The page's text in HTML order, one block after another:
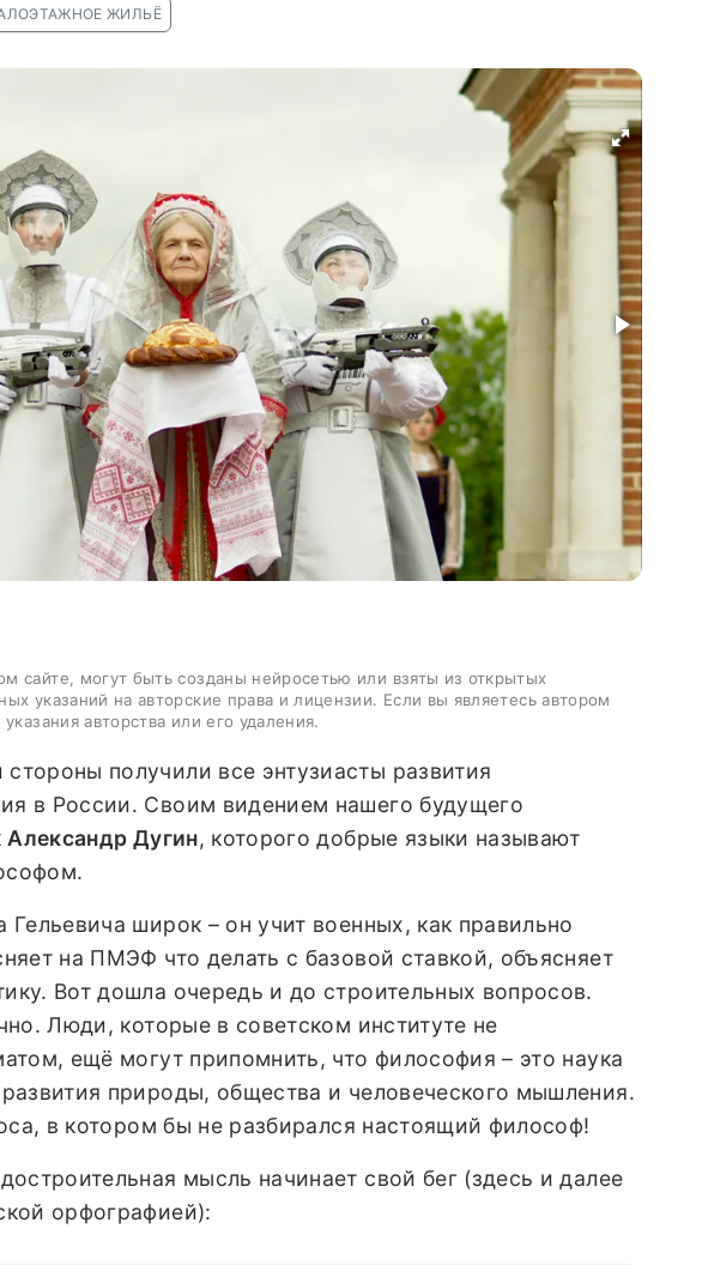
ЖИЛЬЁ
сайте, могут быть созданы нейросетью или взяты из открытых
указаний на авторские права и лицензии. Если вы являетесь автором
указания авторства или его удаления.
получили все энтузиасты развития
в России. Своим видением нашего будущего
Александр Дугин, которого добрые языки называют
Гельевича широк – он учит военных, как правильно
на ПМЭФ что делать с базовой ставкой, объясняет
Вот дошла очередь и до строительных вопросов.
Люди, которые в советском институте не
ещё могут припомнить, что философия – это наука
природы, общества и человеческого мышления.
в котором бы не разбирался настоящий философ!
мысль начинает свой бег (здесь и далее
орфографией):